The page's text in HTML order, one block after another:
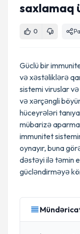
saxlamaq
0
Güclü bir
və xəstəliklərə
sistemi viruslar
və xərçəngli
hüceyrələri
mübarizə
immunitet
oynayır, buna
dəstəyi ilə təmin
gücləndirməyə